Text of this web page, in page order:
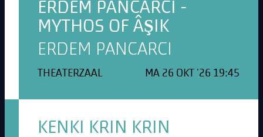
ERDEM PANCARCI -
MYTHOS OF ÂŞIK
ERDEM PANCARCI
THEATERZAAL MA 26 OKT '26 19:45
KENKI KRIN KRIN